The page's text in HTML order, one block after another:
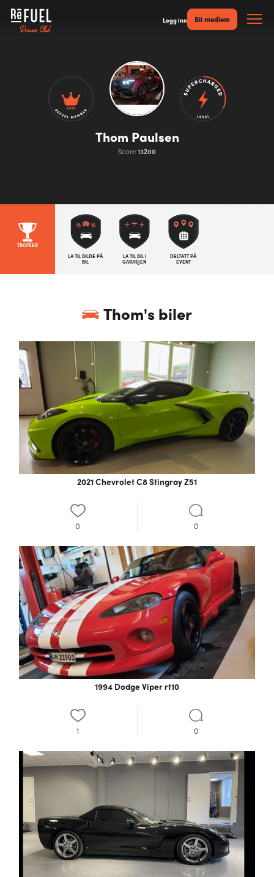
Logg inn Bli medlem
2017
Thom Paulsen
Score13200
TROFÉER
LA TIL BILDE PÅ
BIL
LA TIL BIL I
GARASJEN
DELTATT PÅ
EVENT
Thom's biler
2021 Chevrolet C8 Stingray Z51
0 0
1994 Dodge Viper rt10
1 0